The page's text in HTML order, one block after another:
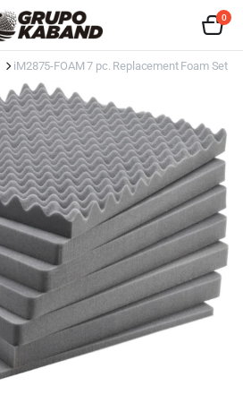
0
iM2875-FOAM 7 pc. Replacement Foam Set